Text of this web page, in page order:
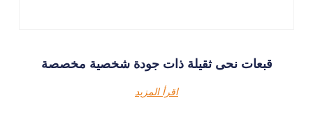
قبعات نحى ثقيلة ذات جودة شخصية مخصصة
اقرأ المزيد